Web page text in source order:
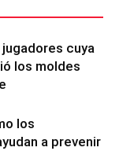
cuya
los moldes
los
a prevenir